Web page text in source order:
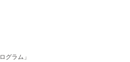
グラム」